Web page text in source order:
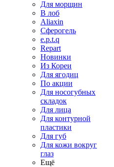
Для морщин
В лоб
Aliaxin
Сферогель
e.p.t.q
Repart
Новинки
Из Кореи
Для ягодиц
По акции
Для носогубных
складок
Для лица
Для контурной
пластики
Для губ
Для кожи вокруг
глаз
Ещё